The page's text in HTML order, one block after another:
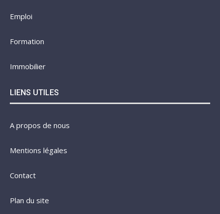
Emploi
Formation
Immobilier
LIENS UTILES
A propos de nous
Mentions légales
Contact
Plan du site